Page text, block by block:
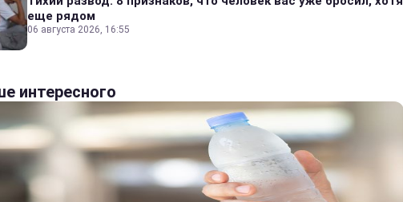
еще рядом
06 августа 2026, 16:55
интересного